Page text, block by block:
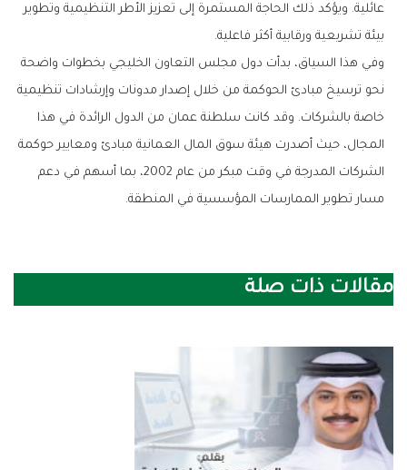
عائلية. ويؤكد ذلك الحاجة المستمرة إلى تعزيز الأطر التنظيمية وتطوير
بيئة تشريعية ورقابية أكثر فاعلية.
وفي هذا السياق، بدأت دول مجلس التعاون الخليجي بخطوات واضحة
نحو ترسيخ مبادئ الحوكمة من خلال إصدار مدونات وإرشادات تنظيمية
خاصة بالشركات. وقد كانت سلطنة عمان من الدول الرائدة في هذا
المجال، حيث أصدرت هيئة سوق المال العمانية مبادئ ومعايير حوكمة
الشركات المدرجة في وقت مبكر من عام 2002، بما أسهم في دعم
مسار تطوير الممارسات المؤسسية في المنطقة.
مقالات ذات صلة